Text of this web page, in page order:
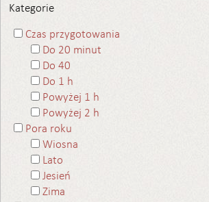
Kategorie
Czas przygotowania
Do 20 minut
Do 40
Do 1 h
Powyżej 1 h
Powyżej 2 h
Pora roku
Wiosna
Lato
Jesień
Zima